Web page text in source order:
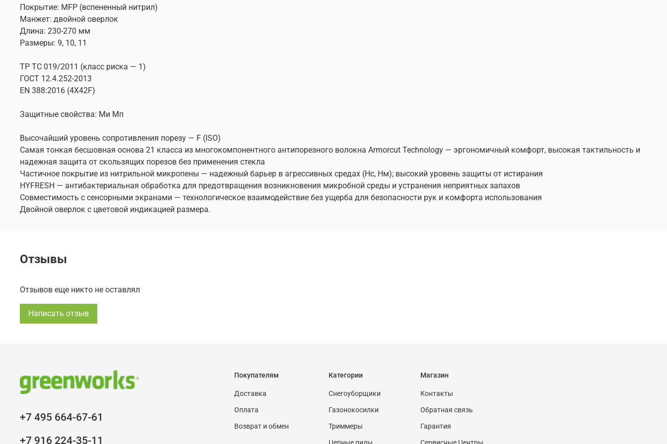
Покрытие: MFP (вспененный нитрил)
Манжет: двойной оверлок
Длина: 230-270 мм
Размеры: 9, 10, 11
ТР ТС 019/2011 (класс риска — 1)
ГОСТ 12.4.252-2013
EN 388:2016 (4X42F)
Защитные свойства: Ми Мп
Высочайший уровень сопротивления порезу — F (ISO)
Самая тонкая бесшовная основа 21 класса из многокомпонентного антипорезного волокна Armorcut Technology — эргономичный комфорт, высокая тактильность и
надежная защита от скользящих порезов без применения стекла
Частичное покрытие из нитрильной микропены — надежный барьер в агрессивных средах (Нс, Нм); высокий уровень защиты от истирания
HYFRESH — антибактериальная обработка для предотвращения возникновения микробной среды и устранения неприятных запахов
Совместимость с сенсорными экранами — технологическое взаимодействие без ущерба для безопасности рук и комфорта использования
Двойной оверлок с цветовой индикацией размера.
Отзывы
Отзывов еще никто не оставлял
Написать отзыв
Покупателям
Доставка
Оплата
Возврат и обмен
Категории
Снегоуборщики
Газонокосилки
Триммеры
Магазин
Контакты
Обратная связь
Гарантия
+7 495 664-67-61
+7 916 224-35-11